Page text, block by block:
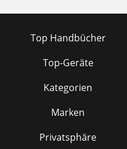
Top Handbücher
Top-Geräte
Kategorien
Marken
Privatsphäre